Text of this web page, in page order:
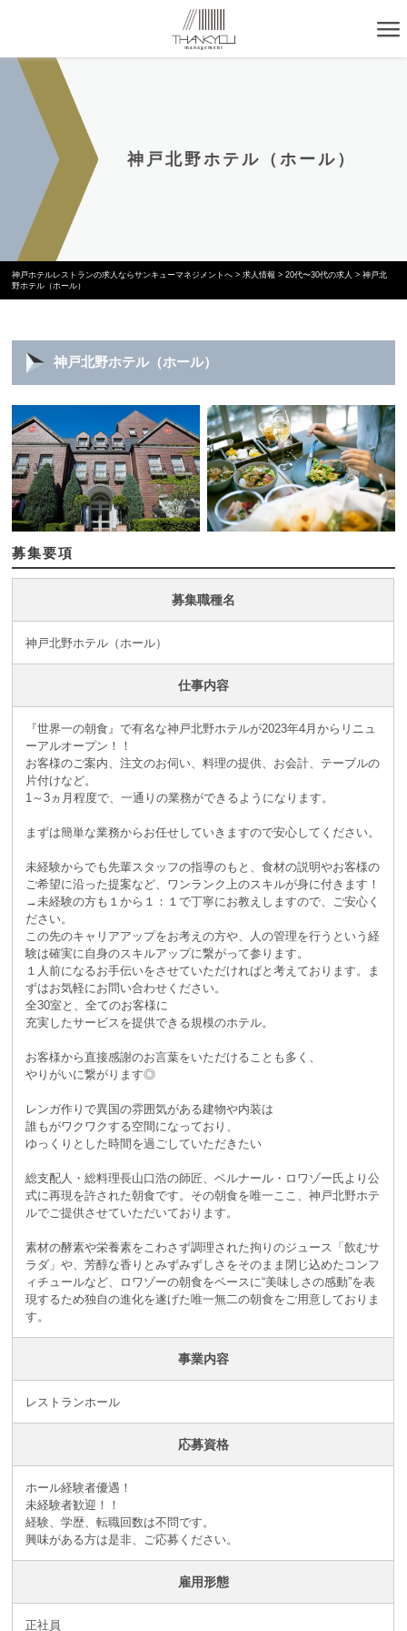
神戸北野ホテル（ホール）
神戸ホテルレストランの求人ならサンキューマネジメントへ >求人情報 >20代〜30代の求人 >神戸北
野ホテル（ホール）
神戸北野ホテル（ホール）
募集要項
募集職種名
神戸北野ホテル（ホール）
仕事内容
『世界一の朝食』で有名な神戸北野ホテルが2023年4月からリニュ
ーアルオープン！！
お客様のご案内、注文のお伺い、料理の提供、お会計、テーブルの
片付けなど。
1～3ヵ月程度で、一通りの業務ができるようになります。
まずは簡単な業務からお任せしていきますので安心してください。
未経験からでも先輩スタッフの指導のもと、食材の説明やお客様の
ご希望に沿った提案など、ワンランク上のスキルが身に付きます！
→未経験の方も１から１：１で丁寧にお教えしますので、ご安心く
ださい。
この先のキャリアアップをお考えの方や、人の管理を行うという経
験は確実に自身のスキルアップに繋がって参ります。
１人前になるお手伝いをさせていただければと考えております。ま
ずはお気軽にお問い合わせください。
全30室と、全てのお客様に
充実したサービスを提供できる規模のホテル。
お客様から直接感謝のお言葉をいただけることも多く、
やりがいに繋がります◎
レンガ作りで異国の雰囲気がある建物や内装は
誰もがワクワクする空間になっており、
ゆっくりとした時間を過ごしていただきたい
総支配人・総料理長山口浩の師匠、ベルナール・ロワゾー氏より公
式に再現を許された朝食です。その朝食を唯一ここ、神戸北野ホテ
ルでご提供させていただいております。
素材の酵素や栄養素をこわさず調理された拘りのジュース「飲むサ
ラダ」や、芳醇な香りとみずみずしさをそのまま閉じ込めたコンフ
ィチュールなど、ロワゾーの朝食をベースに“美味しさの感動”を表
現するため独自の進化を遂げた唯一無二の朝食をご用意しておりま
す。
事業内容
レストランホール
応募資格
ホール経験者優遇！
未経験者歓迎！！
経験、学歴、転職回数は不問です。
興味がある方は是非、ご応募ください。
雇用形態
正社員